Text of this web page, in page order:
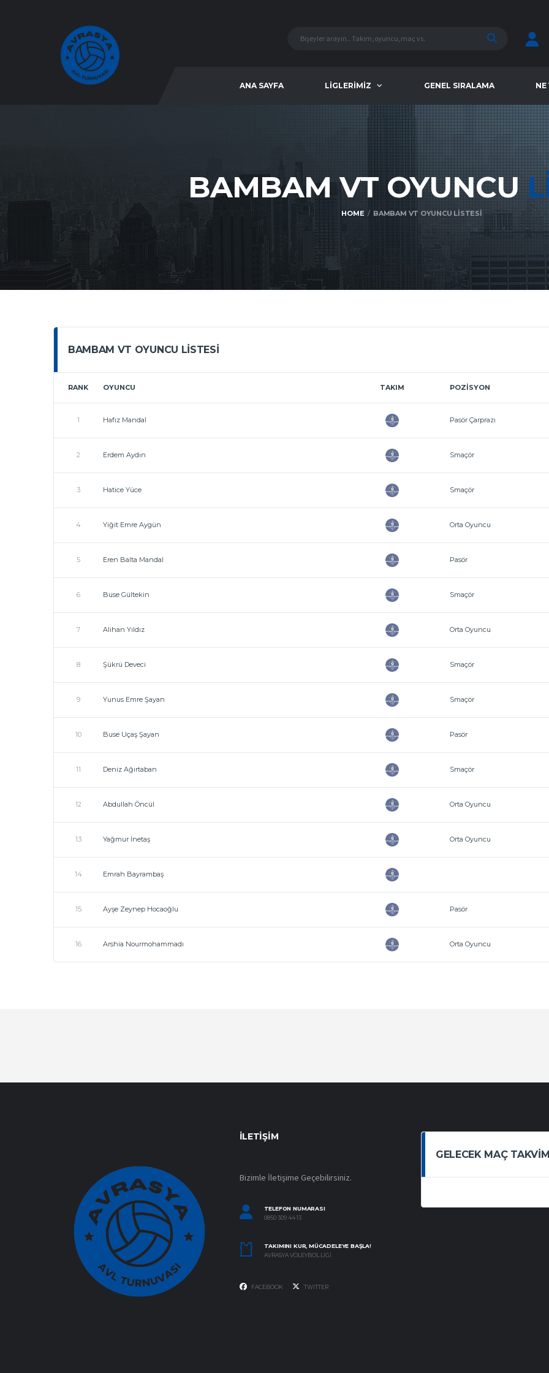
ANA SAYFA LIGLERIMIZ GENEL SIRALAMA NE
BAMBAM VT OYUNCU
HOME BAMBAM VT OYUNCU LISTESI
BAMBAM VT OYUNCU LISTESI
RANK OYUNCU TAKIM POZISYON
1 Hafız Mandal Pasör Çarprazı
2 Erdem Aydın Smaçör
3 Hatice Yüce Smaçör
4 Yiğit Emre Aygün Orta Oyuncu
5 Eren Balta Mandal Pasör
6 Buse Gültekin Smaçör
7 Alihan Yıldız Orta Oyuncu
8 Şükrü Deveci Smaçör
9 Yunus Emre Şayan Smaçör
10 Buse Uçaş Şayan Pasör
11 Deniz Ağırtaban Smaçör
12 Abdullah Öncül Orta Oyuncu
13 Yağmur İnetaş Orta Oyuncu
14 Emrah Bayrambaş
15 Ayşe Zeynep Hocaoğlu Pasör
16 Arshia Nourmohammadı Orta Oyuncu
İLETIŞIM
Bizimle İletişime Geçebilirsiniz.
TELEFON NUMARASI
0850 309 44 13
TAKIMINI KUR, MÜCADELEYE BAŞLA!
AVRASYA VOLEYBOL LIGI
FACEBOOK TWITTER
GELECEK MAÇ